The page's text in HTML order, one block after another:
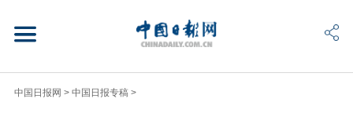
中国日报网 > 中国日报专稿 >